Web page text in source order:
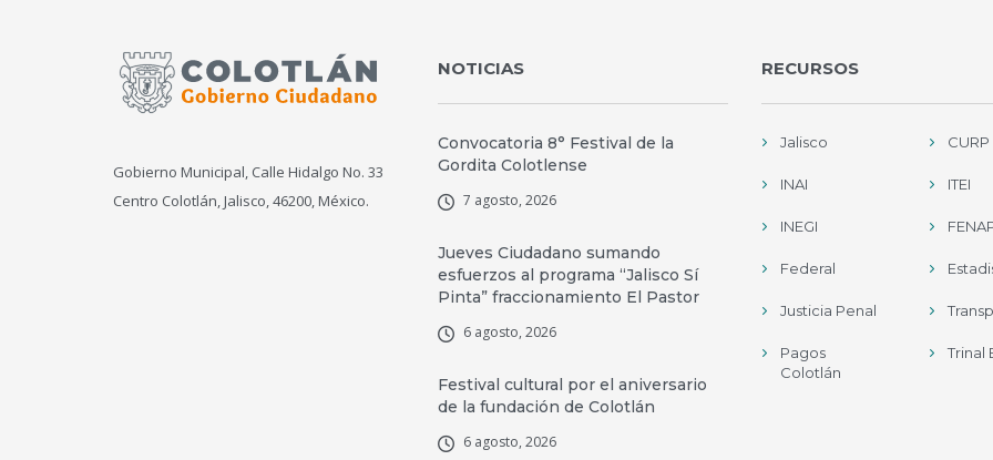
Gobierno Municipal, Calle Hidalgo No. 33
Centro Colotlán, Jalisco, 46200, México.
NOTICIAS
Convocatoria 8° Festival de la
Gordita Colotlense
7 agosto, 2026
Jueves Ciudadano sumando
esfuerzos al programa “Jalisco Sí
Pinta” fraccionamiento El Pastor
6 agosto, 2026
Festival cultural por el aniversario
de la fundación de Colotlán
6 agosto, 2026
RECURSOS
Jalisco CURP
INAI ITEI
INEGI
Federal
Justicia Penal
Pagos
Colotlán
Trinal